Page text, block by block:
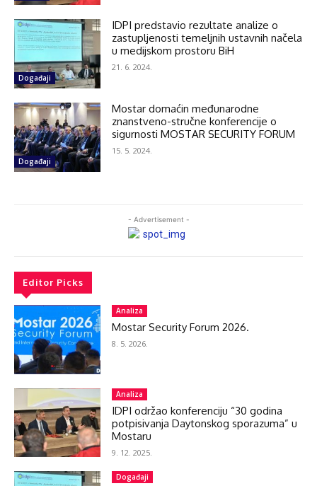
Događaji
IDPI predstavio rezultate analize o
zastupljenosti temeljnih ustavnih načela
u medijskom prostoru BiH
21. 6. 2024.
Događaji
Mostar domaćin međunarodne
znanstveno-stručne konferencije o
sigurnosti MOSTAR SECURITY FORUM
15. 5. 2024.
- Advertisement -
Editor Picks
Analiza
Mostar Security Forum 2026.
8. 5. 2026.
Analiza
IDPI održao konferenciju “30 godina
potpisivanja Daytonskog sporazuma” u
Mostaru
9. 12. 2025.
Događaji